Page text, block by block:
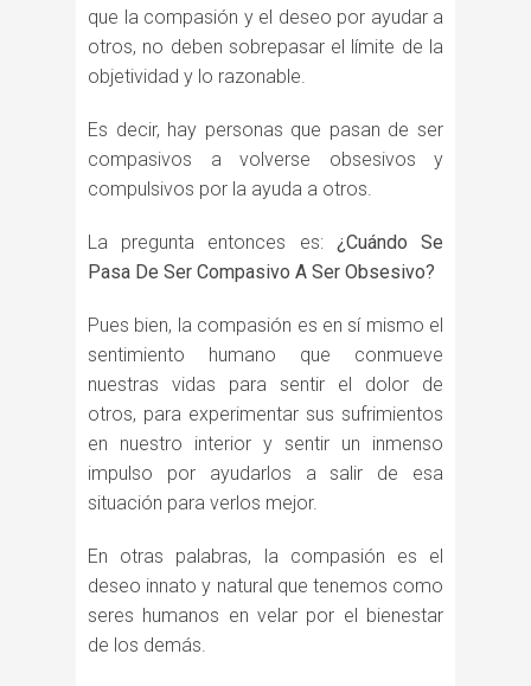
que la compasión y el deseo por ayudar a
otros, no deben sobrepasar el límite de la
objetividad y lo razonable.
Es decir, hay personas que pasan de ser
compasivos a volverse obsesivos y
compulsivos por la ayuda a otros.
La pregunta entonces es:¿Cuándo Se
Pasa De Ser Compasivo A Ser Obsesivo?
Pues bien, la compasión es en sí mismo el
sentimiento humano que conmueve
nuestras vidas para sentir el dolor de
otros, para experimentar sus sufrimientos
en nuestro interior y sentir un inmenso
impulso por ayudarlos a salir de esa
situación para verlos mejor.
En otras palabras, la compasión es el
deseo innato y natural que tenemos como
seres humanos en velar por el bienestar
de los demás.